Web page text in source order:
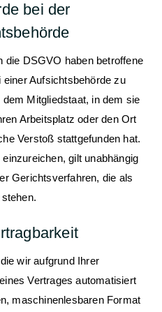
bei der
die DSGVO haben betroffene
Aufsichtsbehörde zu
Mitgliedstaat, in dem sie
Arbeitsplatz oder den Ort
Verstoß stattgefunden hat.
gilt unabhängig
Gerichtsverfahren, die als
wir aufgrund Ihrer
Vertrages automatisiert
maschinenlesbaren Format